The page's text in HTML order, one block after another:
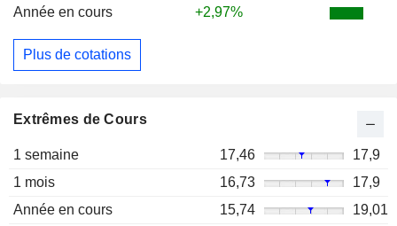
Année en cours
+2,97%
Plus de cotations
Extrêmes de Cours
1 semaine 17,46
17,9
1 mois
16,73
17,9
Année en cours
15,74
19,01